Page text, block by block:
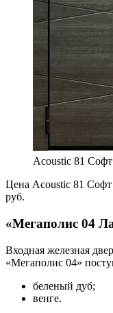
Acoustic 81
Цена Acoustic 81
руб.
«Мегаполис 04
Входная железная
«Мегаполис 04»
беленый дуб;
венге.